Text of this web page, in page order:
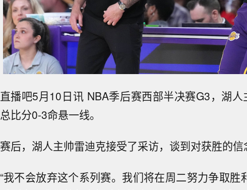
直播吧5月10日讯 NBA季后赛西部半决赛G3，湖人
总比分0-3命悬一线。
赛后，湖人主帅雷迪克接受了采访，谈到对获胜的信
“我不会放弃这个系列赛。我们将在周二努力争取胜